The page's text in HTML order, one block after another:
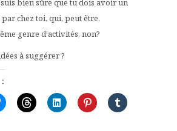
suis bien sûre que tu dois avoir un
chez toi, qui, peut être,
genre d’activités, non?
à suggérer ?